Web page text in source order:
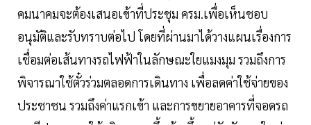
คมนาคมจะต้องเสนอเข้าที่ประชุม ครม.เพื่อเห็นชอบ
อนุมัติและรับทราบต่อไป โดยที่ผ่านมาได้วางแผนเรื่องการ
เชื่อมต่อเส้นทางรถไฟฟ้าในลักษณะใยแมงมุม รวมถึงการ
พิจารณาใช้ตั๋วร่วมตลอดการเดินทาง เพื่อลดค่าใช้จ่ายของ
ประชาชน รวมถึงค่าแรกเข้า และการขยายอาคารที่จอดรถ